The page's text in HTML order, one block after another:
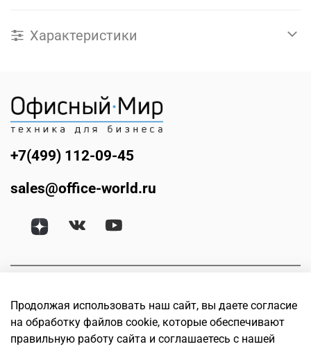
Характеристики
+7(499) 112-09-45
sales@office-world.ru
Продолжая использовать наш сайт, вы даете согласие
на обработку файлов cookie, которые обеспечивают
правильную работу сайта и соглашаетесь с нашей